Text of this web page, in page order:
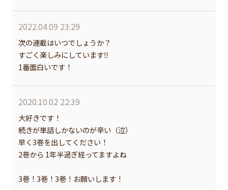
2022.04.09 23:29
次の連載はいつでしょうか？
すごく楽しみにしています‼️
1番面白いです！
2020.10.02 22:39
大好きです！
続きが単話しかないのが辛い（泣）
早く3巻を出してください！
2巻から 1年半過ぎ経ってますよね
3巻！3巻！3巻！お願いします！